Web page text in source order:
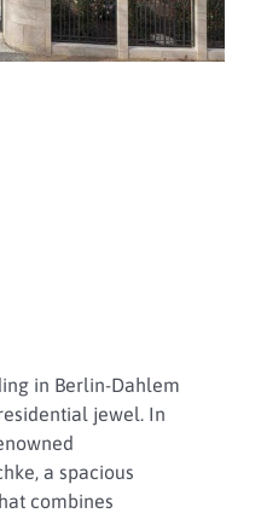
in Berlin-Dahlem
jewel. In
a spacious
combines